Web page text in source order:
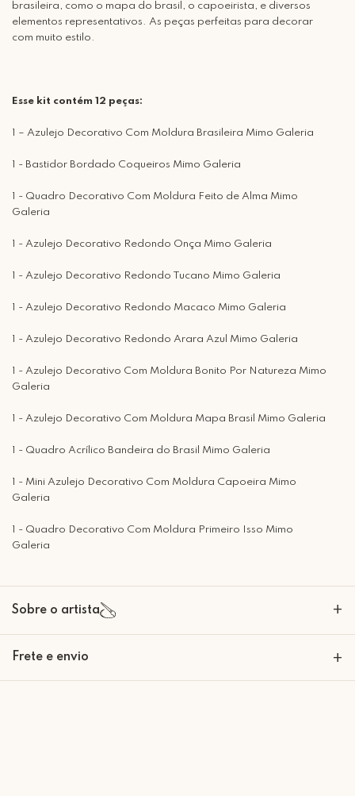
brasileira, como o mapa do brasil, o capoeirista, e diversos
elementos representativos. As peças perfeitas para decorar
com muito estilo.
Esse kit contém 12 peças:
1 – Azulejo Decorativo Com Moldura Brasileira Mimo Galeria
1 - Bastidor Bordado Coqueiros Mimo Galeria
1 - Quadro Decorativo Com Moldura Feito de Alma Mimo
Galeria
1 - Azulejo Decorativo Redondo Onça Mimo Galeria
1 - Azulejo Decorativo Redondo Tucano Mimo Galeria
1 - Azulejo Decorativo Redondo Macaco Mimo Galeria
1 - Azulejo Decorativo Redondo Arara Azul Mimo Galeria
1 - Azulejo Decorativo Com Moldura Bonito Por Natureza Mimo
Galeria
1 - Azulejo Decorativo Com Moldura Mapa Brasil Mimo Galeria
1 - Quadro Acrílico Bandeira do Brasil Mimo Galeria
1 - Mini Azulejo Decorativo Com Moldura Capoeira Mimo
Galeria
1 - Quadro Decorativo Com Moldura Primeiro Isso Mimo
Galeria
Sobre o artista +
Frete e envio +